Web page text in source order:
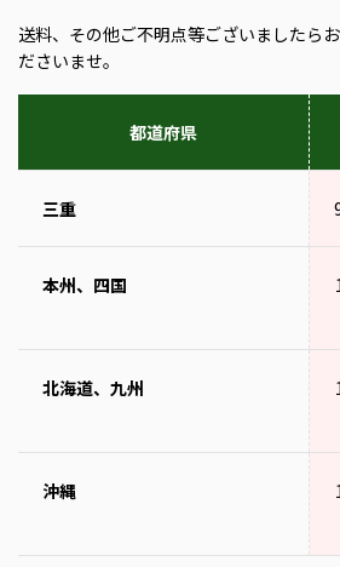
送料、その他ご不明点等ございましたら
ださいませ。
都道府県
三重
本州、四国
北海道、九州
沖縄